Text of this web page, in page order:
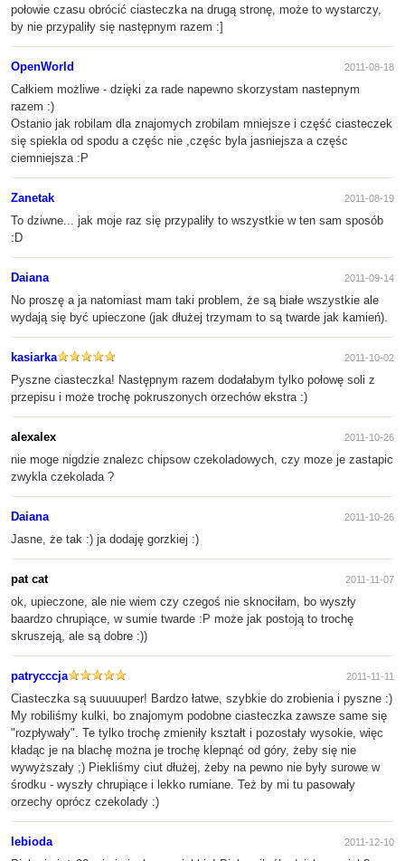
połowie czasu obrócić ciasteczka na drugą stronę, może to wystarczy,
by nie przypaliły się następnym razem :]
OpenWorld 2011-08-18
Całkiem możliwe - dzięki za rade napewno skorzystam nastepnym
razem :)
Ostanio jak robilam dla znajomych zrobilam mniejsze i część ciasteczek
się spiekla od spodu a częśc nie ,częśc byla jasniejsza a częśc
ciemniejsza :P
Zanetak 2011-08-19
To dziwne... jak moje raz się przypaliły to wszystkie w ten sam sposób
:D
Daiana 2011-09-14
No proszę a ja natomiast mam taki problem, że są białe wszystkie ale
wydają się być upieczone (jak dłużej trzymam to są twarde jak kamień).
kasiarka 2011-10-02
Pyszne ciasteczka! Następnym razem dodałabym tylko połowę soli z
przepisu i może trochę pokruszonych orzechów ekstra :)
alexalex 2011-10-26
nie moge nigdzie znalezc chipsow czekoladowych, czy moze je zastapic
zwykla czekolada ?
Daiana 2011-10-26
Jasne, że tak :) ja dodaję gorzkiej :)
pat cat 2011-11-07
ok, upieczone, ale nie wiem czy czegoś nie sknociłam, bo wyszły
baardzo chrupiące, w sumie twarde :P może jak postoją to trochę
skruszeją, ale są dobre :))
patrycccja 2011-11-11
Ciasteczka są suuuuuper! Bardzo łatwe, szybkie do zrobienia i pyszne :)
My robiliśmy kulki, bo znajomym podobne ciasteczka zawsze same się
"rozpływały". Te tylko trochę zmieniły kształt i pozostały wysokie, więc
kładąc je na blachę można je trochę klepnąć od góry, żeby się nie
wywyższały ;) Piekliśmy ciut dłużej, żeby na pewno nie były surowe w
środku - wyszły chrupiące i lekko rumiane. Też by mi tu pasowały
orzechy oprócz czekolady :)
lebioda 2011-12-10